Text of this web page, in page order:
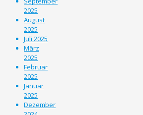
2025
August
2025
Juli 2025
März
2025
Februar
2025
Januar
2025
Dezember